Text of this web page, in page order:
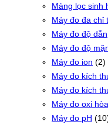
Màng lọc sinh
Máy đo đa chỉ
Máy đo độ dẫn
Máy đo độ
Máy đo ion (2)
Máy đo kích
Máy đo kích
Máy đo oxi
Máy đo pH